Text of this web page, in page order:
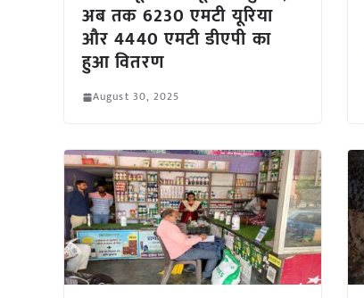
अब तक 6230 एमटी यूरिया
और 4440 एमटी डीएपी का
हुआ वितरण
August 30, 2025